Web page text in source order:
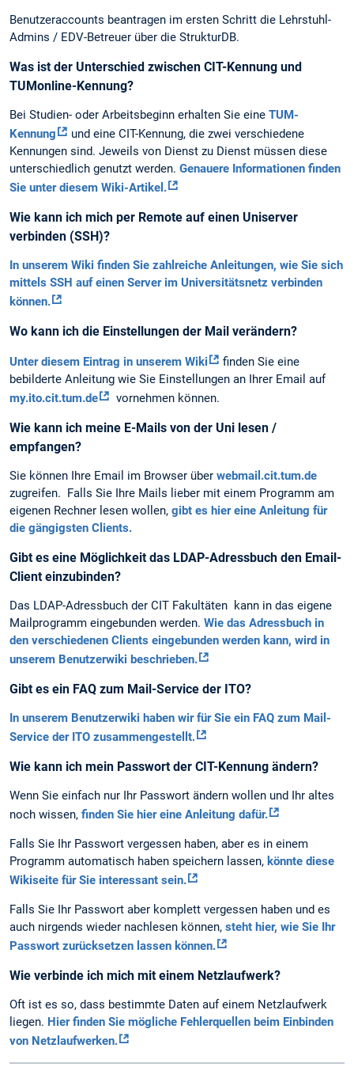
Benutzeraccounts beantragen im ersten Schritt die Lehrstuhl-
Admins / EDV-Betreuer über die StrukturDB.
Was ist der Unterschied zwischen CIT-Kennung und
TUMonline-Kennung?
Bei Studien- oder Arbeitsbeginn erhalten Sie eine TUM-
Kennung
und eine CIT-Kennung, die zwei verschiedene
Kennungen sind. Jeweils von Dienst zu Dienst müssen diese
unterschiedlich genutzt werden. Genauere Informationen finden
Sie unter diesem Wiki-Artikel.
Wie kann ich mich per Remote auf einen Uniserver
verbinden (SSH)?
In unserem Wiki finden Sie zahlreiche Anleitungen, wie Sie sich
mittels SSH auf einen Server im Universitätsnetz verbinden
können.
Wo kann ich die Einstellungen der Mail verändern?
Unter diesem Eintrag in unserem Wiki
finden Sie eine
bebilderte Anleitung wie Sie Einstellungen an Ihrer Email auf
my.ito.cit.tum.de
vornehmen können.
Wie kann ich meine E-Mails von der Uni lesen /
empfangen?
Sie können Ihre Email im Browser über webmail.cit.tum.de
zugreifen. Falls Sie Ihre Mails lieber mit einem Programm am
eigenen Rechner lesen wollen, gibt es hier eine Anleitung für
die gängigsten Clients.
Gibt es eine Möglichkeit das LDAP-Adressbuch den Email-
Client einzubinden?
Das LDAP-Adressbuch der CIT Fakultäten kann in das eigene
Mailprogramm eingebunden werden. Wie das Adressbuch in
den verschiedenen Clients eingebunden werden kann, wird in
unserem Benutzerwiki beschrieben.
Gibt es ein FAQ zum Mail-Service der ITO?
In unserem Benutzerwiki haben wir für Sie ein FAQ zum Mail-
Service der ITO zusammengestellt.
Wie kann ich mein Passwort der CIT-Kennung ändern?
Wenn Sie einfach nur Ihr Passwort ändern wollen und Ihr altes
noch wissen, finden Sie hier eine Anleitung dafür.
Falls Sie Ihr Passwort vergessen haben, aber es in einem
Programm automatisch haben speichern lassen, könnte diese
Wikiseite für Sie interessant sein.
Falls Sie Ihr Passwort aber komplett vergessen haben und es
auch nirgends wieder nachlesen können, steht hier, wie Sie Ihr
Passwort zurücksetzen lassen können.
Wie verbinde ich mich mit einem Netzlaufwerk?
Oft ist es so, dass bestimmte Daten auf einem Netzlaufwerk
liegen. Hier finden Sie mögliche Fehlerquellen beim Einbinden
von Netzlaufwerken.